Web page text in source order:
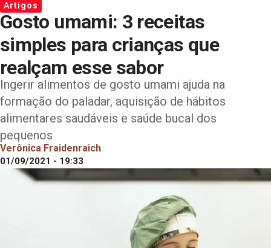
Artigos
Gosto umami: 3 receitas
simples para crianças que
realçam esse sabor
Ingerir alimentos de gosto umami ajuda na
formação do paladar, aquisição de hábitos
alimentares saudáveis e saúde bucal dos
pequenos
Verônica Fraidenraich
01/09/2021 - 19:33